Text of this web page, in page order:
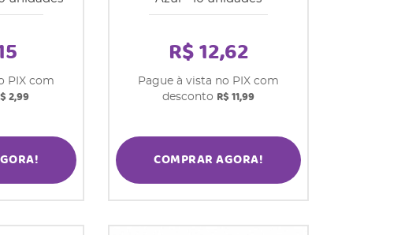
PIX com
2,99
R$ 12,62
Pague à vista no PIX com
desconto R$ 11,99
COMPRAR AGORA!